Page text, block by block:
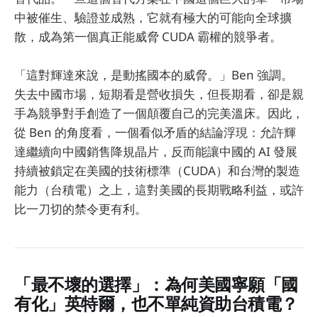
中被催生、驗證並成熟，它就有極大的可能向全球擴
散，成為第一個真正能威脅 CUDA 霸權的競爭者。
「這對輝達來說，是動搖國本的威脅。」Ben 強調。
失去中國市場，短期看是營收損失，但長期看，卻是親
手為競爭對手創造了一個顛覆自己的完美溫床。因此，
從 Ben 的角度看，一個看似矛盾的結論浮現：允許輝
達繼續向中國銷售降規晶片，反而能讓中國的 AI 發展
持續被鎖定在美國的技術標準（CUDA）和台灣的製造
能力（台積電）之上，這對美國的長期戰略利益，或許
比一刀切的禁令更有利。
「最不壞的選擇」：為何美國寧願「國
有化」英特爾，也不單純資助台積電？